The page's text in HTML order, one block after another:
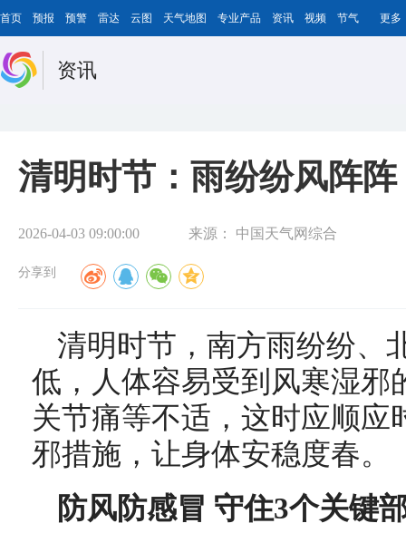
首页 预报 预警 雷达 云图 天气地图 专业产品 资讯 视频 节气 更多
资讯
清明时节：雨纷纷风阵
2026-04-03 09:00:00 来源： 中国天气网综合
分享到
清明时节，南方雨纷纷、
低，人体容易受到风寒湿邪
关节痛等不适，这时应顺应
邪措施，让身体安稳度春。
防风防感冒 守住3个关键